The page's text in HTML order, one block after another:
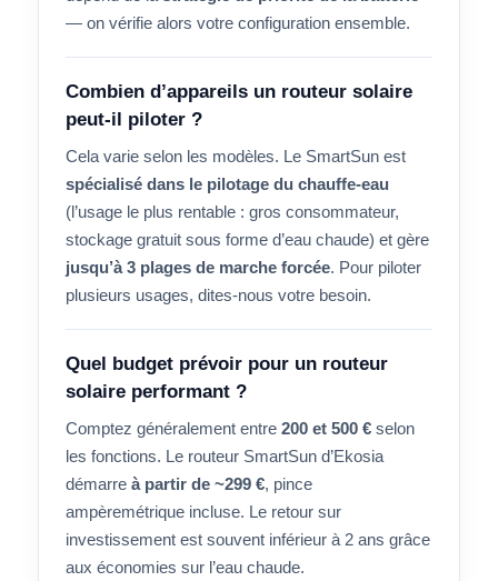
— on vérifie alors votre configuration ensemble.
Combien d’appareils un routeur solaire
peut-il piloter ?
Cela varie selon les modèles. Le SmartSun est
spécialisé dans le pilotage du chauffe-eau
(l’usage le plus rentable : gros consommateur,
stockage gratuit sous forme d’eau chaude) et gère
jusqu’à 3 plages de marche forcée. Pour piloter
plusieurs usages, dites-nous votre besoin.
Quel budget prévoir pour un routeur
solaire performant ?
Comptez généralement entre200 et 500 € selon
les fonctions. Le routeur SmartSun d’Ekosia
démarreà partir de ~299 €, pince
ampèremétrique incluse. Le retour sur
investissement est souvent inférieur à 2 ans grâce
aux économies sur l’eau chaude.